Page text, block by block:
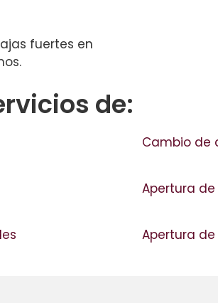
fuertes en
de:
Cambio de
Apertura
Apertura de